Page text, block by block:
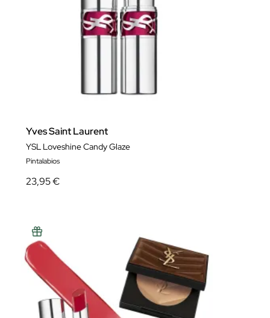
Yves Saint Laurent
YSL Loveshine Candy Glaze
Pintalabios
23,95 €